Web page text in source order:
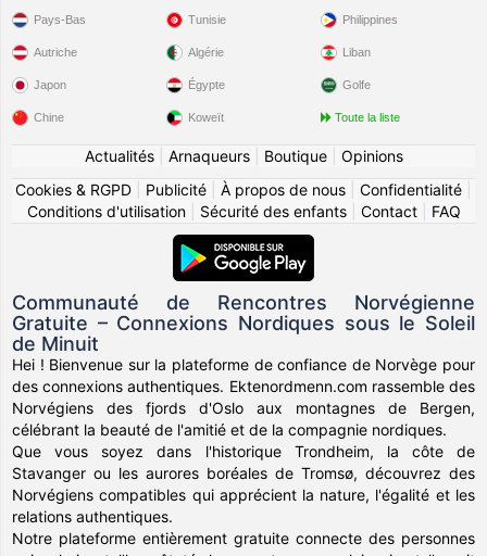
Pays-Bas
Autriche
Japon
Chine
Tunisie
Algérie
Égypte
Koweït
Philippines
Liban
Golfe
Toute la liste
Actualités| Arnaqueurs| Boutique| Opinions
Cookies & RGPD
Publicité À propos de nous Confidentialité
Conditions d'utilisation| Sécurité des enfants| Contact| FAQ
Communauté de Rencontres Norvégienne
Gratuite – Connexions Nordiques sous le Soleil
de Minuit
Hei ! Bienvenue sur la plateforme de confiance de Norvège pour
des connexions authentiques. Ektenordmenn.com rassemble des
Norvégiens des fjords d'Oslo aux montagnes de Bergen,
célébrant la beauté de l'amitié et de la compagnie nordiques.
Que vous soyez dans l'historique Trondheim, la côte de
Stavanger ou les aurores boréales de Tromsø, découvrez des
Norvégiens compatibles qui apprécient la nature, l'égalité et les
relations authentiques.
Notre plateforme entièrement gratuite connecte des personnes